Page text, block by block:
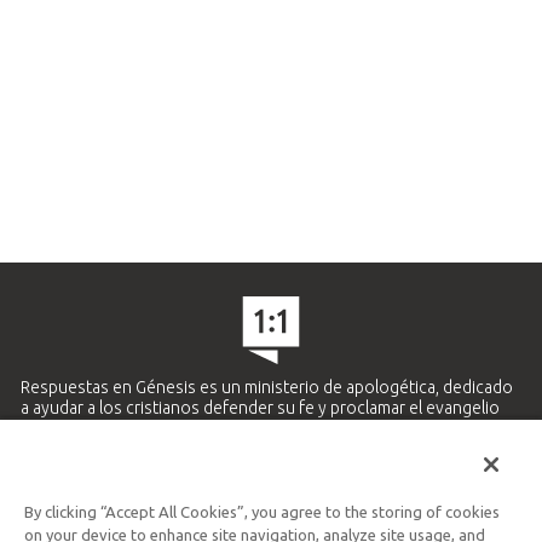
Respuestas en Génesis es un ministerio de apologética, dedicado
a ayudar a los cristianos defender su fe y proclamar el evangelio
Ministerio Hispano y Latinoamericano
By clicking “Accept All Cookies”, you agree to the storing of cookies
on your device to enhance site navigation, analyze site usage, and